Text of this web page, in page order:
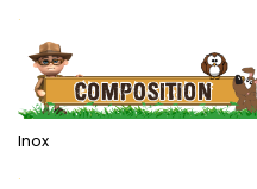
.
Inox
.